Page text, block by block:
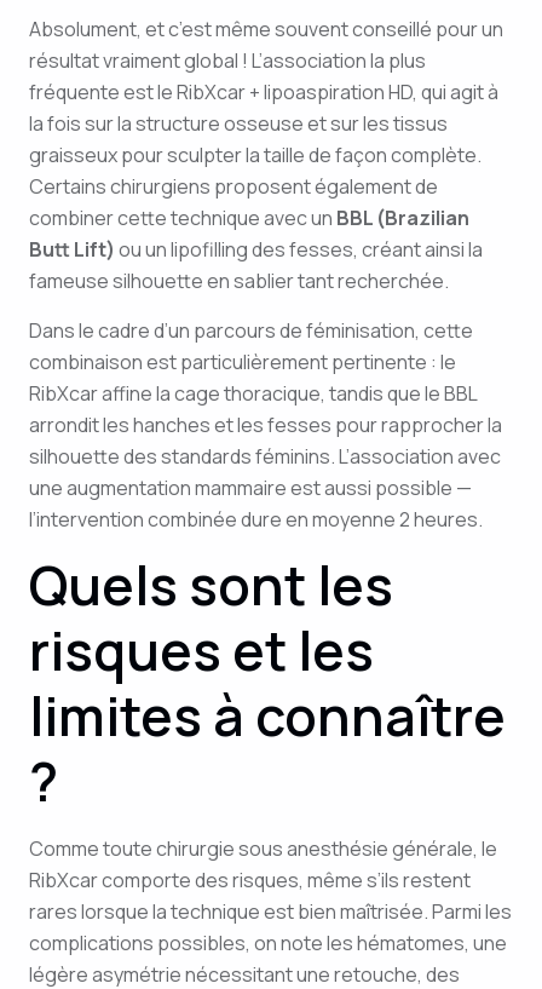
Absolument, et c’est même souvent conseillé pour un
résultat vraiment global ! L’association la plus
fréquente est le RibXcar + lipoaspiration HD, qui agit à
la fois sur la structure osseuse et sur les tissus
graisseux pour sculpter la taille de façon complète.
Certains chirurgiens proposent également de
combiner cette technique avec un BBL (Brazilian
Butt Lift) ou un lipofilling des fesses, créant ainsi la
fameuse silhouette en sablier tant recherchée.
Dans le cadre d’un parcours de féminisation, cette
combinaison est particulièrement pertinente : le
RibXcar affine la cage thoracique, tandis que le BBL
arrondit les hanches et les fesses pour rapprocher la
silhouette des standards féminins. L’association avec
une augmentation mammaire est aussi possible —
l’intervention combinée dure en moyenne 2 heures.
Quels sont les
risques et les
limites à connaître
?
Comme toute chirurgie sous anesthésie générale, le
RibXcar comporte des risques, même s’ils restent
rares lorsque la technique est bien maîtrisée. Parmi les
complications possibles, on note les hématomes, une
légère asymétrie nécessitant une retouche, des